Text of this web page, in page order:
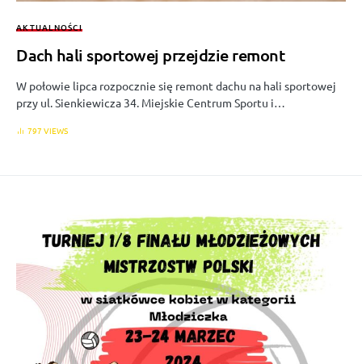
AKTUALNOŚCI
Dach hali sportowej przejdzie remont
W połowie lipca rozpocznie się remont dachu na hali sportowej
przy ul. Sienkiewicza 34. Miejskie Centrum Sportu i…
797 VIEWS